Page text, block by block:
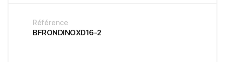
Référence
BFRONDINOXD16-2